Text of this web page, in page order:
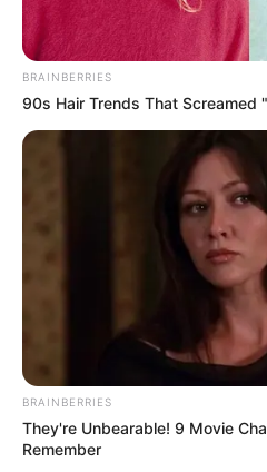
Len Garry távozásával
annak a korszaknak,
zenetörténetet. Emléke a
rajongók szívében él
BRAINBERRIES
90s Hair Trends That Screamed
BRAINBERRIES
They're Unbearable! 9 Movie
Remember